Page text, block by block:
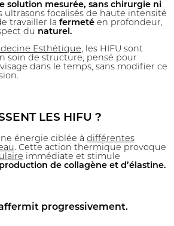
solution mesurée, sans chirurgie ni
ultrasons focalisés de haute intensité
travailler la fermeté en profondeur,
du naturel.
Esthétique, les HIFU sont
soin de structure, pensé pour
dans le temps, sans modifier ce
LES HIFU ?
énergie ciblée à différentes
. Cette action thermique provoque
immédiate et stimule
production de collagène et d’élastine.
progressivement.